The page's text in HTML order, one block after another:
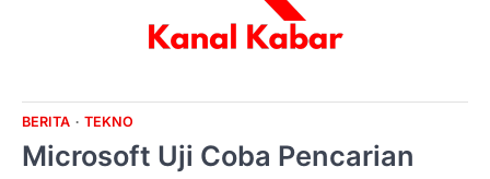
BERITA TEKNO
Microsoft Uji Coba Pencarian